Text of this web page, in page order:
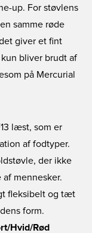
up. For støvlens
samme røde
giver et fint
bliver brudt af
på Mercurial
læst, som er
af fodtyper.
der ikke
mennesker.
fleksibelt og tæt
form.
Hvid/Rød